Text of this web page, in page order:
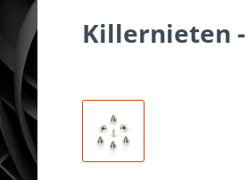
Killernieten -